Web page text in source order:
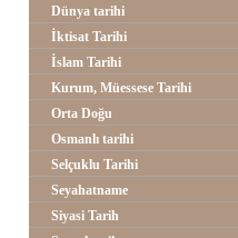
Dünya tarihi
İktisat Tarihi
İslam Tarihi
Kurum, Müessese Tarihi
Orta Doğu
Osmanlı tarihi
Selçuklu Tarihi
Seyahatname
Siyasi Tarih